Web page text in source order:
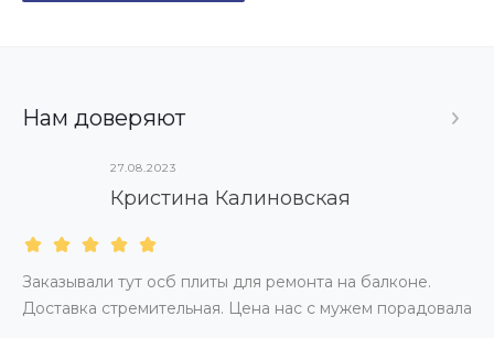
Нам доверяют
27.08.2023
Кристина Калиновская​
Заказывали тут осб плиты для ремонта на балконе.
Доставка стремительная. Цена нас с мужем порадовала